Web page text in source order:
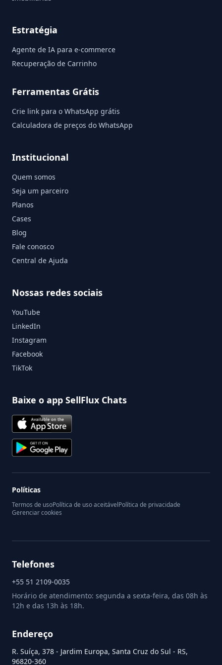
Estratégia
Agente de IA para e-commerce
Recuperação de Carrinho
Ferramentas Grátis
Crie link para o WhatsApp grátis
Calculadora de preços do WhatsApp
Institucional
Quem somos
Seja um parceiro
Planos
Cases
Blog
Fale conosco
Central de Ajuda
Nossas redes sociais
YouTube
LinkedIn
Instagram
Facebook
TikTok
Baixe o app SellFlux Chats
Políticas
Termos de usoPolítica de uso aceitávelPolítica de privacidade
Gerenciar cookies
Telefones
+55 51 2109-0035
Horário de atendimento: segunda a sexta-feira, das 08h às
12h e das 13h às 18h.
Endereço
R. Suíça, 378 - Jardim Europa, Santa Cruz do Sul - RS,
96820-360